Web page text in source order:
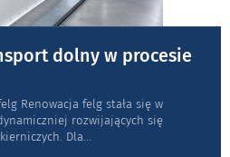
dolny w procesie
Renowacja felg stała się w
rozwijających się
Dla